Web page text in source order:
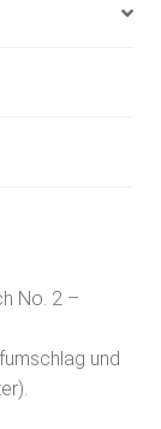
No. 2 –
und